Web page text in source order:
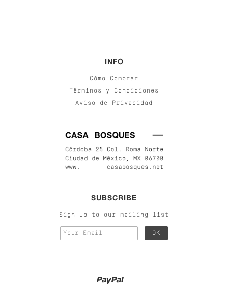
INFO
Cómo Comprar
Términos y Condiciones
Aviso de Privacidad
SUBSCRIBE
Sign up to our mailing list